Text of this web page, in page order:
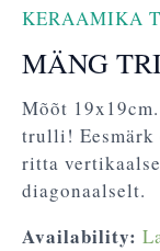
KERAAMIKA
MÄNG
Mõõt
trulli! Eesmärk
ritta
diagonaalselt.
Availability: